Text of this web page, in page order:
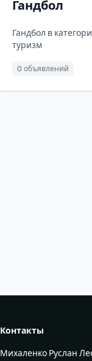
Гандбол
Гандбол в
туризм
0 объявлений
Контакты
Михаленко Руслан